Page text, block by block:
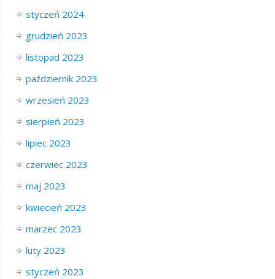
styczeń 2024
grudzień 2023
listopad 2023
październik 2023
wrzesień 2023
sierpień 2023
lipiec 2023
czerwiec 2023
maj 2023
kwiecień 2023
marzec 2023
luty 2023
styczeń 2023